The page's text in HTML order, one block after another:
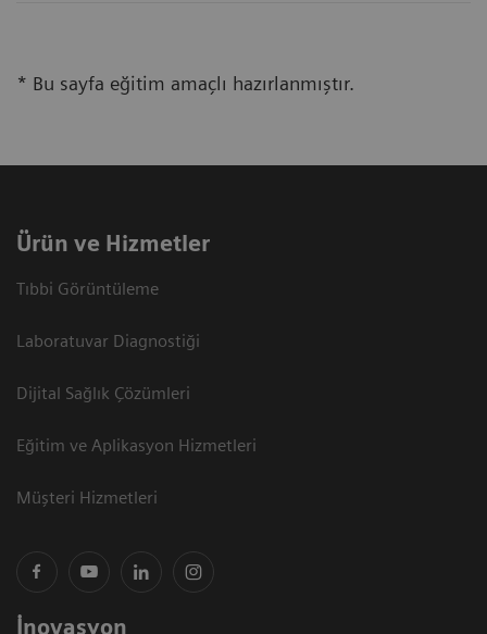
* Bu sayfa eğitim amaçlı hazırlanmıştır.
Ürün ve Hizmetler
Tıbbi Görüntüleme
Laboratuvar Diagnostiği
Dijital Sağlık Çözümleri
Eğitim ve Aplikasyon Hizmetleri
Müşteri Hizmetleri
İnovasyon